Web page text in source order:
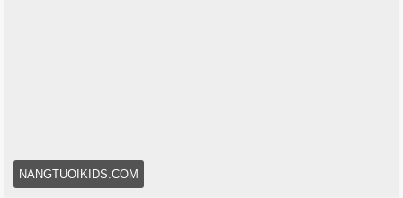
💛 Đồ chơi gỗ không chỉ là món quà cho bé, mà còn là sự an
tâm cho ba mẹ và một phần ký ức đẹp trong tuổi thơ con.
NANGTUOIKIDS.COM